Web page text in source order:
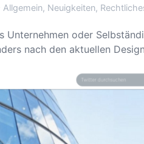
Allgemein, Neuigkeiten,
Unternehmen oder
nach den aktuellen